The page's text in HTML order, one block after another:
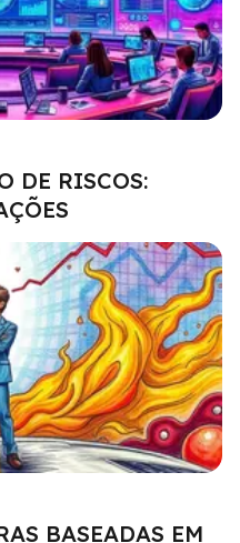
DE RISCOS:
BASEADAS EM